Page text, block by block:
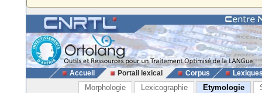
Accueil Portail lexical Corpus
Morphologie Lexicographie Etymologie